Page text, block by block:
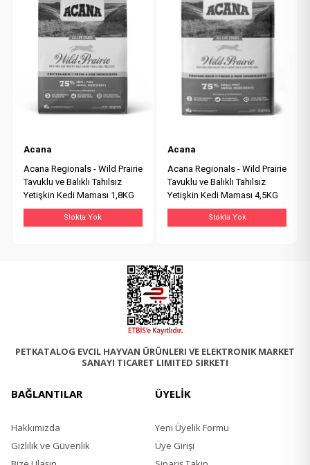
Acana
Acana Regionals - Wild Prairie
Tavuklu ve Balıklı Tahılsız
Yetişkin Kedi Maması 1,8KG
Stokta Yok
Acana
Acana Regionals - Wild Prairie
Tavuklu ve Balıklı Tahılsız
Yetişkin Kedi Maması 4,5KG
Stokta Yok
PETKATALOG EVCIL HAYVAN ÜRÜNLERI VE ELEKTRONIK MARKET
SANAYI TICARET LIMITED SIRKETI
BAĞLANTILAR
Hakkımızda
Gizlilik ve Güvenlik
ÜYELİK
Yeni Üyelik Formu
Üye Girişi